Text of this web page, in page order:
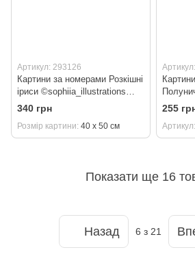
Артикул: 293126
Картини за номерами Розкішні
іриси ©sophiia_іllustrations
(KH3287) Ідейка 40 х 50 см
340 грн
Розмір картини 40 х 50 см
см
255
Артикул
Показати ще 16
Назад 6 з 21